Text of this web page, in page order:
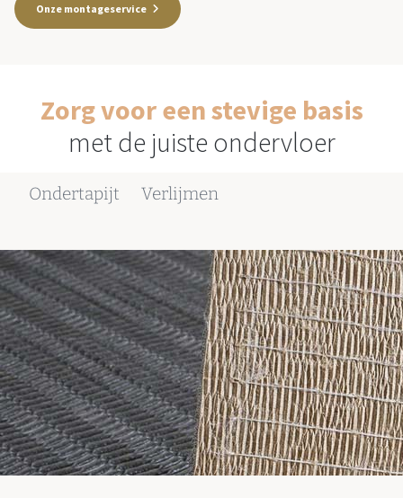
Onze montageservice
Zorg voor een stevige basis
met de juiste ondervloer
Ondertapijt Verlijmen